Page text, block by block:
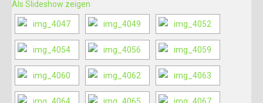
Als Slideshow zeigen